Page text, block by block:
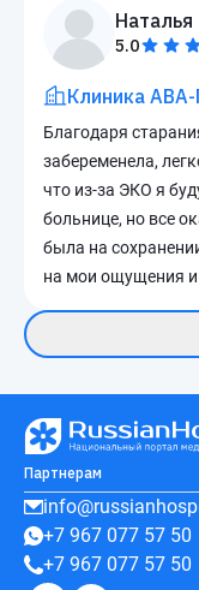
Наталья
5.0
Клиника
Благодаря
забеременела,
что из-за ЭКО я
больнице, но все
была на
на мои ощущения и
Партнерам
+7 967 077 57 50
+7 967 077 57 50